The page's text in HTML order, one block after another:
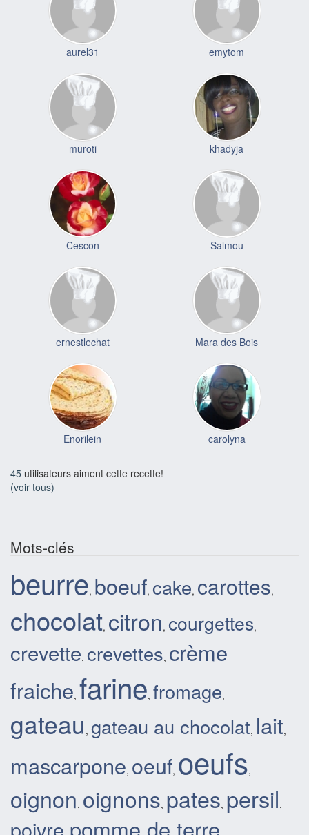
aurel31 emytom
muroti khadyja
Cescon Salmou
ernestlechat Mara des Bois
Enorilein carolyna
45 utilisateurs aiment cette recette!
(voir tous)
Mots-clés
beurre, boeuf, cake, carottes,
chocolat, citron, courgettes,
crevette, crevettes, crème
fraiche, farine, fromage,
gateau , gateau au chocolat, lait,
mascarpone, oeuf, oeufs,
oignon, oignons, pates, persil,
poivre pomme de terre